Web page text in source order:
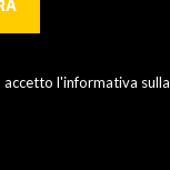
l'informativa sulla